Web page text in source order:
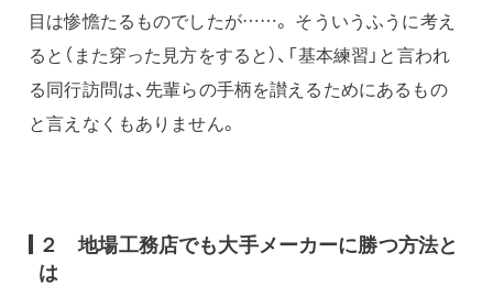
目は惨憺たるものでしたが……。 そういうふうに考え
ると（また穿った見方をすると）、「基本練習」と言われ
る同行訪問は、先輩らの手柄を讃えるためにあるもの
と言えなくもありません。
２ 地場工務店でも大手メーカーに勝つ方法と
は